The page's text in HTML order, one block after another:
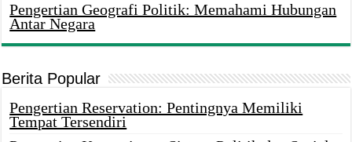
Pengertian Geografi Politik: Memahami Hubungan
Antar Negara
Berita Popular
Pengertian Reservation: Pentingnya Memiliki
Tempat Tersendiri